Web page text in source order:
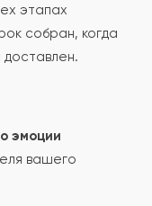
проверки.
этапах
собран, когда
доставлен.
эмоции
вашего